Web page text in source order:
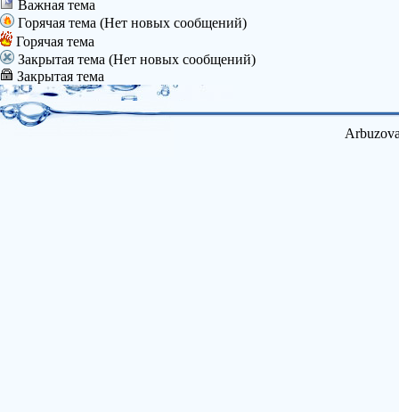
Важная тема
Горячая тема (Нет новых сообщений)
Горячая тема
Закрытая тема (Нет новых сообщений)
Закрытая тема